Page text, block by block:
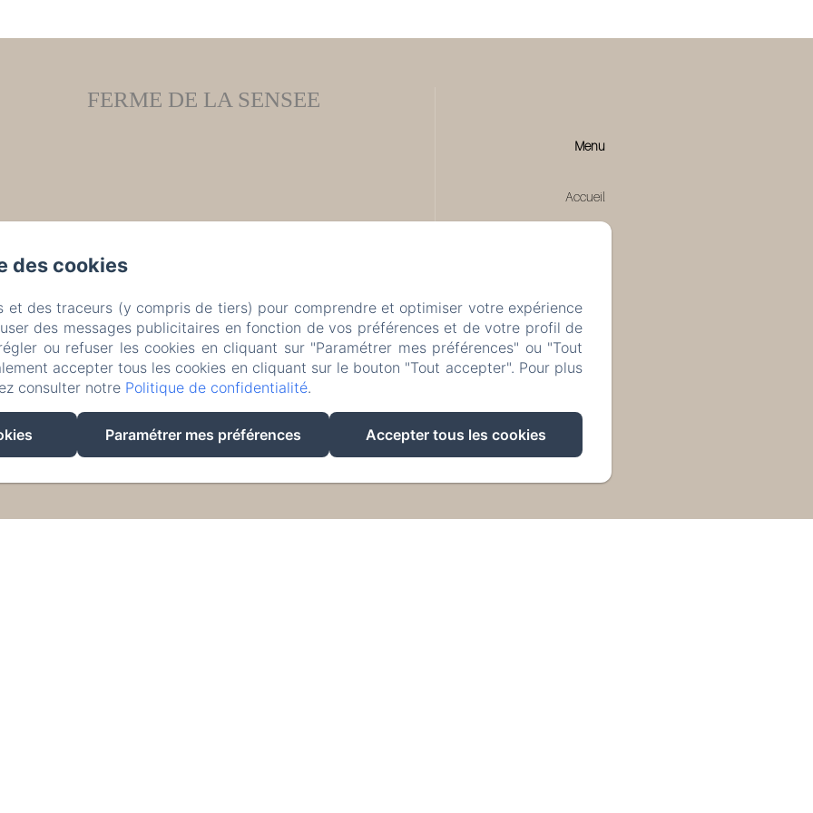
FERME DE LA SENSEE
Menu
Accueil
Les environs
Évènements
des cookies
et des traceurs (y compris de tiers) pour comprendre et optimiser votre expérience
des messages publicitaires en fonction de vos préférences et de votre profil de
ou refuser les cookies en cliquant sur "Paramétrer mes préférences" ou "Tout
accepter tous les cookies en cliquant sur le bouton "Tout accepter". Pour plus
consulter notre Politique de confidentialité.
Paramétrer mes préférences Accepter tous les cookies